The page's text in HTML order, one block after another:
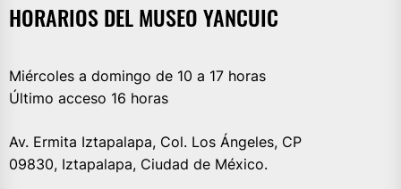
HORARIOS DEL MUSEO YANCUIC
Miércoles a domingo de 10 a 17 horas
Último acceso 16 horas
Av. Ermita Iztapalapa, Col. Los Ángeles, CP
09830, Iztapalapa, Ciudad de México.